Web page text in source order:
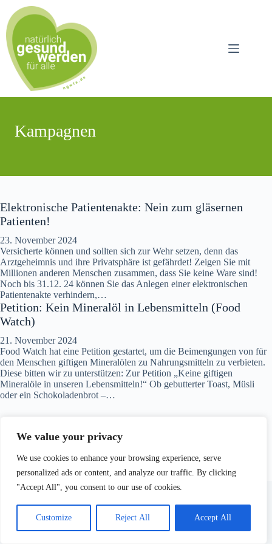
We value your privacy
We use cookies to enhance your browsing experience, serve
personalized ads or content, and analyze our traffic. By clicking
"Accept All", you consent to our use of cookies.
Customize Reject All Accept All
Inhalt
springen
Kampagnen
Elektronische Patientenakte: Nein zum gläsernen
Patienten!
23. November 2024
Versicherte können und sollten sich zur Wehr setzen, denn das
Arztgeheimnis und ihre Privatsphäre ist gefährdet! Zeigen Sie mit
Millionen anderen Menschen zusammen, dass Sie keine Ware sind!
Noch bis 31.12. 24 können Sie das Anlegen einer elektronischen
Patientenakte verhindern,…
Petition: Kein Mineralöl in Lebensmitteln (Food
Watch)
21. November 2024
Food Watch hat eine Petition gestartet, um die Beimengungen von für
den Menschen giftigen Mineralölen zu Nahrungsmitteln zu verbieten.
Diese bitten wir zu unterstützen: Zur Petition „Keine giftigen
Mineralöle in unseren Lebensmitteln!“ Ob gebutterter Toast, Müsli
oder ein Schokoladenbrot –…
Copyright © 2026 - Natürlich Gesund Werden Für Alle e.V.